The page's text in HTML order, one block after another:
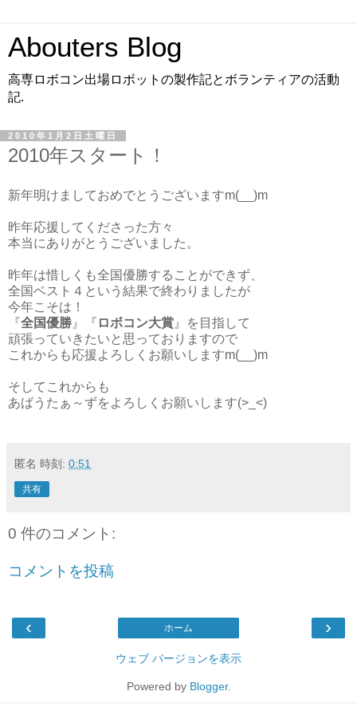
Abouters Blog
高専ロボコン出場ロボットの製作記とボランティアの活動
記.
2010年1月2日土曜日
2010年スタート！
新年明けましておめでとうございますm(__)m
昨年応援してくださった方々
本当にありがとうございました。
昨年は惜しくも全国優勝することができず、
全国ベスト４という結果で終わりましたが
今年こそは！
『全国優勝 』『 ロボコン大賞 』を目指して
頑張っていきたいと思っておりますので
これからも応援よろしくお願いしますm(__)m
そしてこれからも
あばうたぁ～ずをよろしくお願いします(>_<)
匿名 時刻: 0:51
共有
0 件のコメント:
コメントを投稿
‹ ›
ホーム
ウェブ バージョンを表示
Powered by Blogger.